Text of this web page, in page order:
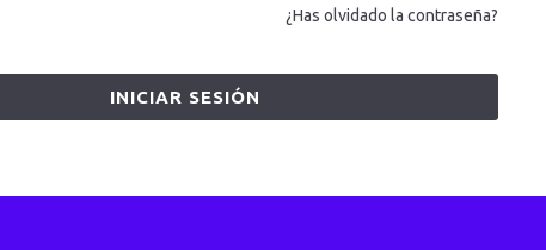
¿Has olvidado la contraseña?